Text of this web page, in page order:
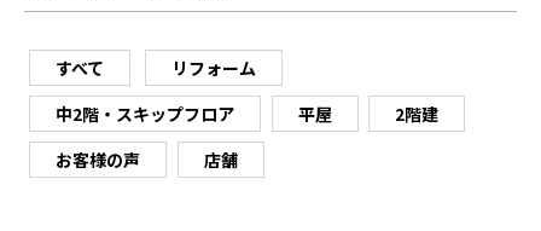
すべて
リフォーム
中2階・スキップフロア
平屋
2階建
お客様の声
店舗